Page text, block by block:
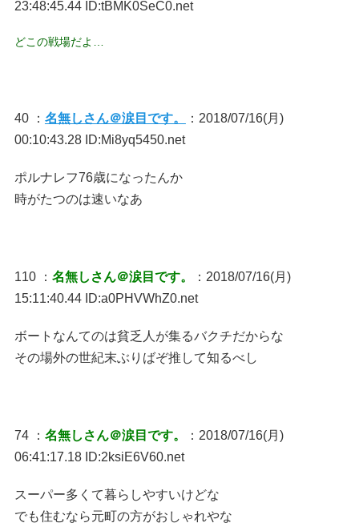
23:48:45.44 ID:tBMK0SeC0.net
どこの戦場だよ…
40 ： 名無しさん＠涙目です。
：2018/07/16(月)
00:10:43.28 ID:Mi8yq5450.net
ポルナレフ76歳になったんか
時がたつのは速いなあ
110 ： 名無しさん＠涙目です。
：2018/07/16(月)
15:11:40.44 ID:a0PHVWhZ0.net
ボートなんてのは貧乏人が集るバクチだからな
その場外の世紀末ぶりばぞ推して知るべし
74 ： 名無しさん＠涙目です。
：2018/07/16(月)
06:41:17.18 ID:2ksiE6V60.net
スーパー多くて暮らしやすいけどな
でも住むなら元町の方がおしゃれやな